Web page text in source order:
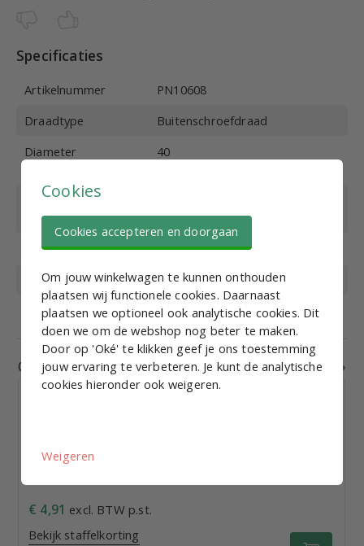
Specificaties
Artikelnummer
PN10608
Draadtype
Buitenschroefdraad
Diameter
40
Manometer
aanduiding
Bereik manometer
1-10 bar / 0-150 psi
Poortaansluiting
G1/8
Medium
Perslucht
Gerelateerde producten
Manometer horizontaal, 0-10 bar G1/4 - D50
€ 4,91 excl. BTW p.st.
Bekijk staffelkorting
Cookies
Cookies accepteren en doorgaan
Om jouw winkelwagen te kunnen onthouden
plaatsen wij functionele cookies. Daarnaast
plaatsen we optioneel ook analytische cookies. Dit
doen we om de webshop nog beter te maken.
Door op 'Oké' te klikken geef je ons toestemming
jouw ervaring te verbeteren. Je kunt de analytische
cookies hieronder ook weigeren.
Weigeren